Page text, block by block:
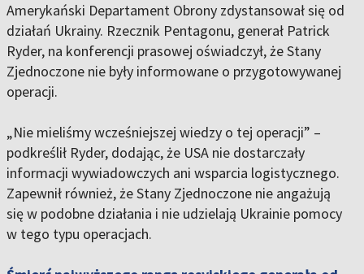
Amerykański Departament Obrony zdystansował się od
działań Ukrainy. Rzecznik Pentagonu, generał Patrick
Ryder, na konferencji prasowej oświadczył, że Stany
Zjednoczone nie były informowane o przygotowywanej
operacji.
„Nie mieliśmy wcześniejszej wiedzy o tej operacji” –
podkreślił Ryder, dodając, że USA nie dostarczały
informacji wywiadowczych ani wsparcia logistycznego.
Zapewnił również, że Stany Zjednoczone nie angażują
się w podobne działania i nie udzielają Ukrainie pomocy
w tego typu operacjach.